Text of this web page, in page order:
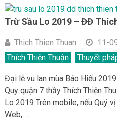
Trừ Sầu Lo 2019 – ĐĐ
Thich Thien Thuan
11-
Thích Thiện Thuận
Thuyết
Đại lễ vu lan mùa Báo Hiếu
Quy quận 7 thầy Thích Thiện
Lo 2019 Trên mobile, nếu Quý
Web, …